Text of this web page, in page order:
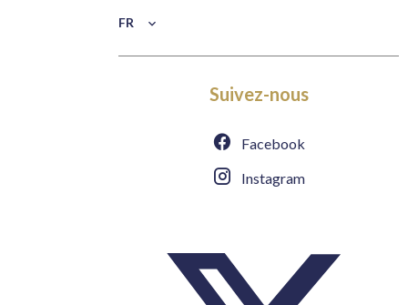
FR
Suivez-nous
Facebook
Instagram